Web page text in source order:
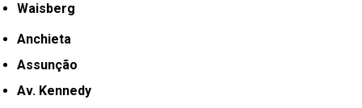
Waisberg
Anchieta
Assunção
Av. Kennedy